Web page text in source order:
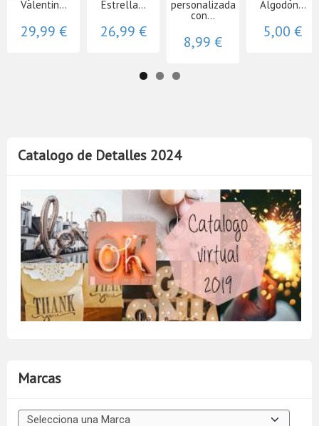
Catalogo de Detalles 2024
Marcas
Valentin...
29,99 €
Estrella...
26,99 €
personalizada
con...
8,99 €
Algodon...
5,00 €